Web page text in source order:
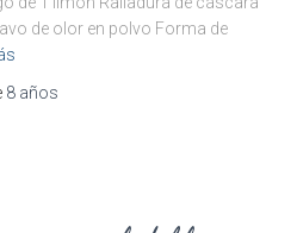
de olor en polvo Forma de
8 años